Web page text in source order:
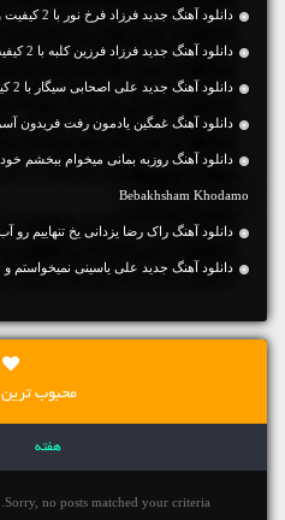
دانلود آهنگ جديد فرزاد فرخ نور با 2 کیفیت و متن آهنگ
دانلود آهنگ جديد فرزاد فرزین کلبه با 2 کیفیت و متن آهنگ
دانلود آهنگ جديد علی اصحابی سیگار با 2 کیفیت و متن آهنگ
دانلود آهنگ غمگین یادمون رفت فریدون
Bebakhsham Khodamo
دانلود آهنگ راک رضا یزدانی یخ تنهاییم رو
دانلود آهنگ جديد علی یاسینی نمیخواستم
محبوب
هفته
Sorry, no posts matched your criteria.